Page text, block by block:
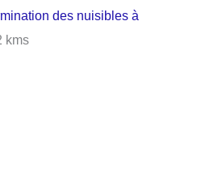
des nuisibles à
kms